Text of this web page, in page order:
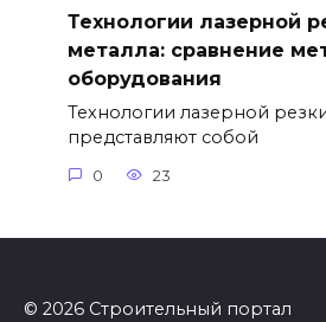
Технологии лазерной
металла: сравнение
оборудования
Технологии лазерной
представляют собой
0 23
© 2026 Строительный портал